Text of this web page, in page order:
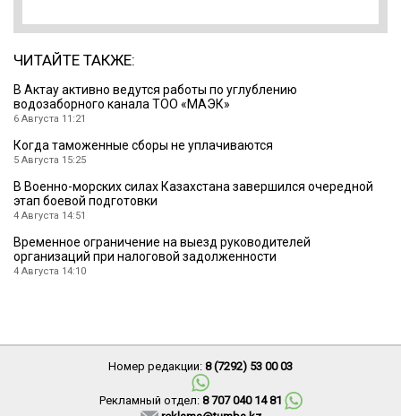
ЧИТАЙТЕ ТАКЖЕ:
В Актау активно ведутся работы по углублению
водозаборного канала ТОО «МАЭК»
6 Августа 11:21
Когда таможенные сборы не уплачиваются
5 Августа 15:25
В Военно-морских силах Казахстана завершился очередной
этап боевой подготовки
4 Августа 14:51
Временное ограничение на выезд руководителей
организаций при налоговой задолженности
4 Августа 14:10
Номер редакции: 8 (7292) 53 00 03
Рекламный отдел: 8 707 040 14 81